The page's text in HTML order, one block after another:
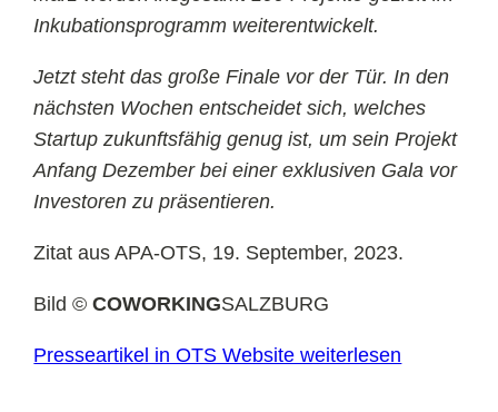
Inkubationsprogramm weiterentwickelt.
Jetzt steht das große Finale vor der Tür. In den
nächsten Wochen entscheidet sich, welches
Startup zukunftsfähig genug ist, um sein Projekt
Anfang Dezember bei einer exklusiven Gala vor
Investoren zu präsentieren.
Zitat aus APA-OTS, 19. September, 2023.
Bild ©COWORKINGSALZBURG
Presseartikel in OTS Website weiterlesen